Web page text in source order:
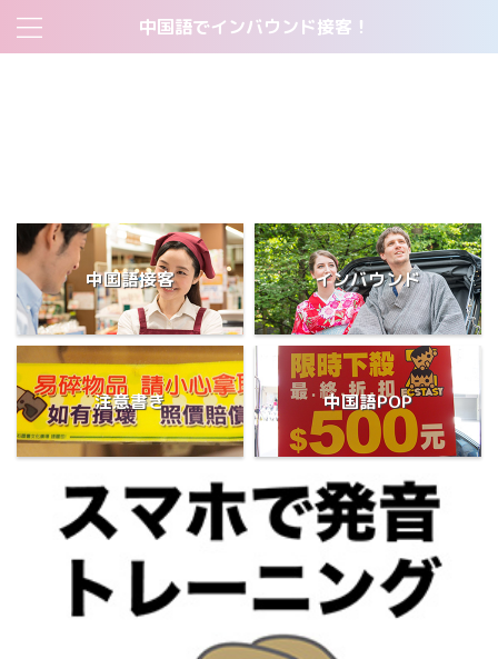
中国語でインバウンド接客！
中国語接客 インバウンド
注意書き 中国語POP